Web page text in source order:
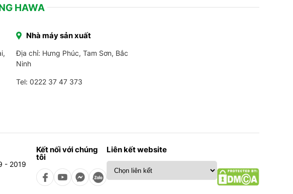
HAWA
Nhà máy sản xuất
Địa chỉ: Hưng Phúc, Tam Sơn, Bắc
Ninh
Tel: 0222 37 47 373
- 2019
Kết nối với chúng
tôi
Liên kết website